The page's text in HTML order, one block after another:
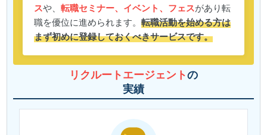
スや、転職セミナー、イベント、フェスがあり転
職を優位に進められます。転職活動を始める方は
まず初めに登録しておくべきサービスです。
リクルートエージェントの
実績